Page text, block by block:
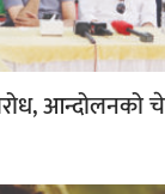
आन्दोलनको